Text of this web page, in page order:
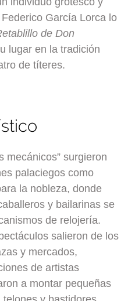
García Lorca lo
de Don
lugar en la tradición
de títeres.
mecánicos” surgieron
palaciegos como
la nobleza, donde
y bailarinas se
de relojería.
salieron de los
y mercados,
de artistas
a montar pequeñas